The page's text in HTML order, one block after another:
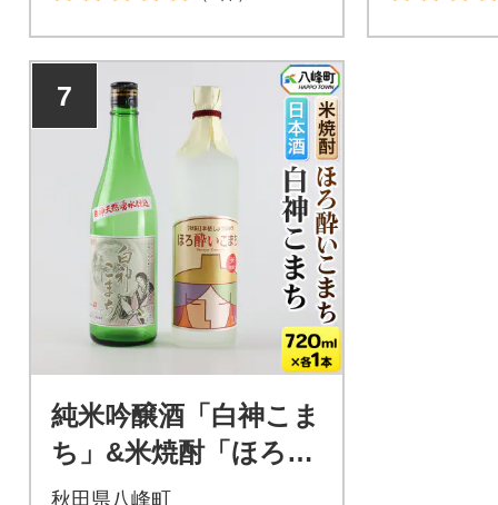
7
純米吟醸酒「白神こま
ち」&米焼酎「ほろ酔
いこまち」セット 各7
秋田県八峰町